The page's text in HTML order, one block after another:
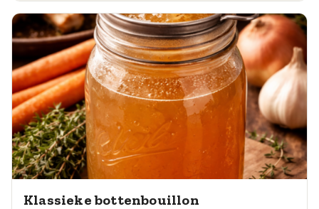
Klassieke bottenbouillon